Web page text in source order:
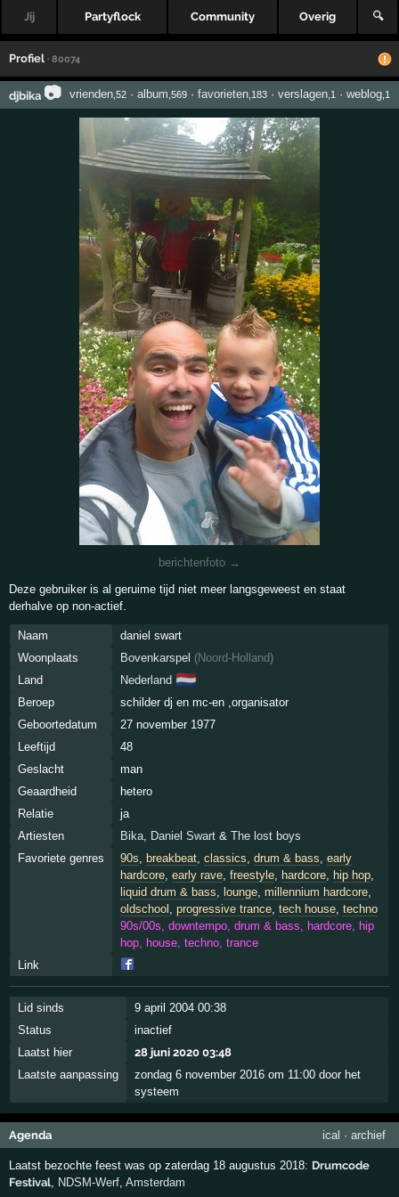
Jij Partyflock Community Overig 🔍
Profiel · 80074
djbika 📷 vrienden,52· album ,569· favorieten,183· verslagen,1 · weblog,1
berichtenfoto →
Deze gebruiker is al geruime tijd niet meer langsgeweest en staat
derhalve op non-actief.
Naam
daniel swart
Woonplaats
Bovenkarspel (Noord-Holland)
Land
Nederland 🇳🇱
Beroep
schilder dj en mc-en ,organisator
Geboortedatum
27 november 1977
Leeftijd
48
Geslacht
man
Geaardheid
hetero
Relatie
ja
Artiesten
Bika, Daniel Swart& The lost boys
Favoriete genres
90s breakbeat, classics drum & bass early
hardcore, early rave, freestyle, hardcore, hip hop,
liquid drum & bass
lounge, millennium hardcore,
oldschool
progressive trance, tech house, techno
90s/00s, downtempo, drum & bass, hardcore, hip
hop, house, techno, trance
Link
Lid sinds
9 april 2004 00:38
Status
inactief
Laatst hier
28 juni 2020 03:48
Laatste aanpassing
zondag 6 november 2016 om 11:00 door het
systeem
Agenda ical · archief
Laatst bezochte feest was op zaterdag 18 augustus 2018: Drumcode
Festival, NDSM-Werf,Amsterdam